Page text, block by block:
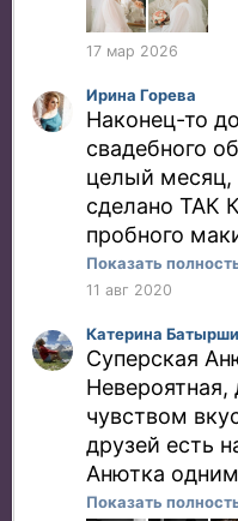
смывать и
отметить
17 мар 2026
Ирина Горева
Наконец-то
свадебного
целый месяц,
сделано ТАК
пробного
фея красоты,
Показать
11 авг 2020
Катерина
Суперская
чувством
друзей есть
Анютка
подчеркнёт и
Показать